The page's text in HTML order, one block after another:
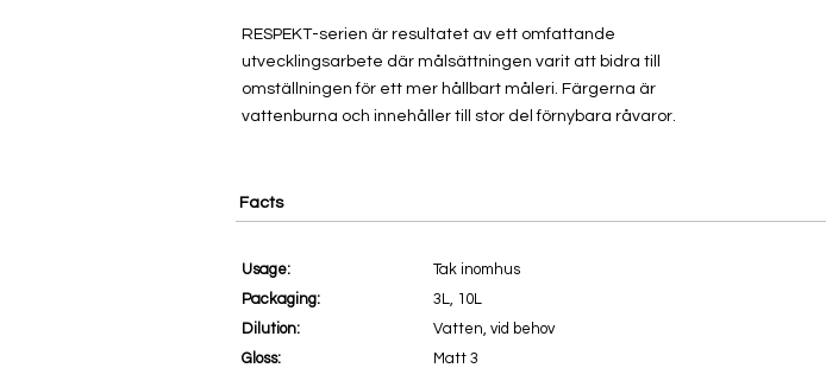
RESPEKT-serien är resultatet av ett omfattande
utvecklingsarbete där målsättningen varit att bidra till
omställningen för ett mer hållbart måleri. Färgerna är
vattenburna och innehåller till stor del förnybara råvaror.
Facts
Usage:
Packaging:
Dilution:
Gloss:
Tak inomhus
3L, 10L
Vatten, vid behov
Matt 3